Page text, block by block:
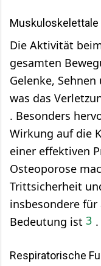
Die Aktivität
gesamten
Gelenke,
was das
. Besonders
Wirkung auf die
einer effektiven
Osteoporose
Trittsicherheit
insbesondere
Bedeutung ist 3 .
Respiratorische